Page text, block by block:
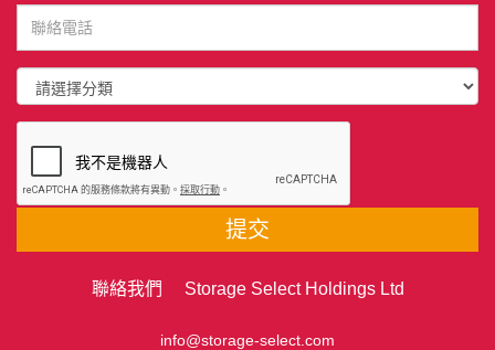
提交
聯絡我們 Storage Select Holdings Ltd
info@storage-select.com